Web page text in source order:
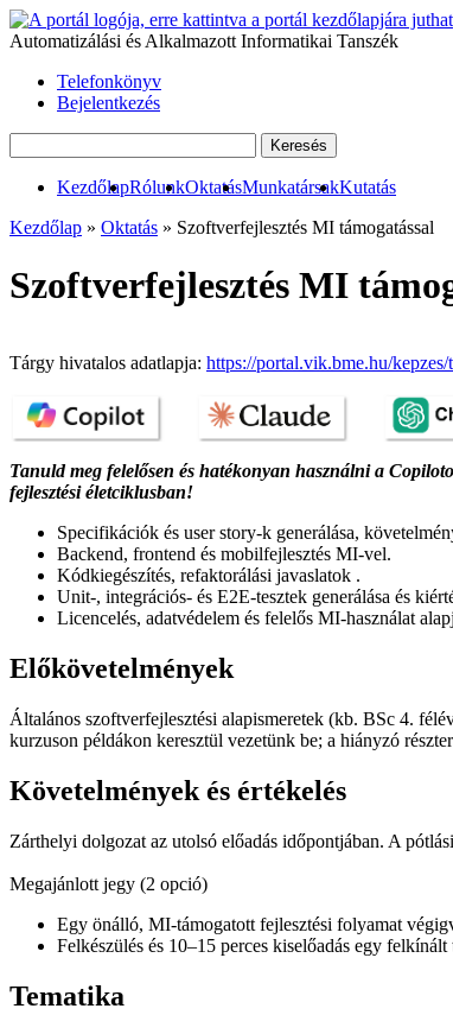
Automatizálási és Alkalmazott Informatikai Tanszék
Telefonkönyv
Bejelentkezés
KezdőlapRólunkOktatásMunkatársakKutatás
Kezdőlap » Oktatás » Szoftverfejlesztés MI támogatással
Szoftverfejlesztés MI
Tárgy hivatalos adatlapja: https://portal.vik.bme.hu/
Tanuld meg felelősen és hatékonyan használni a
fejlesztési életciklusban!
Specifikációk és user story‑k generálása,
Backend, frontend és mobilfejlesztés MI-vel.
Kódkiegészítés, refaktorálási javaslatok .
Unit‑, integrációs‑ és E2E‑tesztek generálása és
Licencelés, adatvédelem és felelős MI‑használat
Előkövetelmények
Általános szoftverfejlesztési alapismeretek (kb. BSc 4.
kurzuson példákon keresztül vezetünk be; a hiányzó
Követelmények és értékelés
Zárthelyi dolgozat az utolsó előadás időpontjában. A
Megajánlott jegy (2 opció)
Egy önálló, MI‑támogatott fejlesztési folyamat
Felkészülés és 10–15 perces kiselőadás egy
Tematika